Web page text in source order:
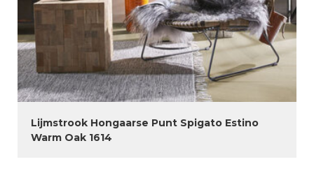
Lijmstrook Hongaarse Punt Spigato Estino
Warm Oak 1614